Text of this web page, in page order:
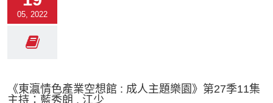
05, 2022
《東瀛情色產業空想館 : 成人主題樂園》第27季11集
主持：藍秀朗 , 江少